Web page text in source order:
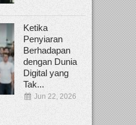
Ketika
Penyiaran
Berhadapan
dengan Dunia
Digital yang
Tak...
Jun 22, 2026